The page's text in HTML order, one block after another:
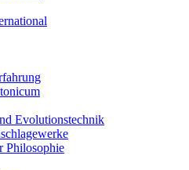
Evolutionstechnik
Philosophie